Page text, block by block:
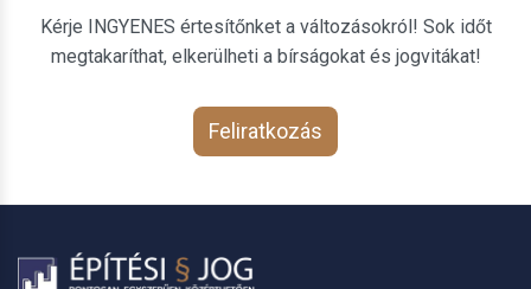
Kérje INGYENES értesítőnket a változásokról! Sok időt
megtakaríthat, elkerülheti a bírságokat és jogvitákat!
Feliratkozás